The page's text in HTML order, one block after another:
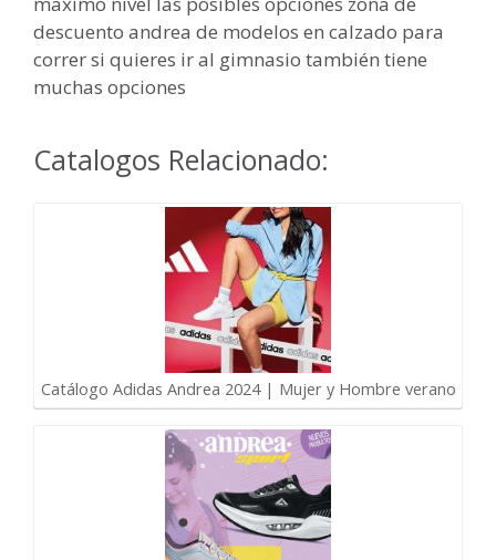
descuento andrea de modelos en calzado para
correr si quieres ir al gimnasio también tiene
muchas opciones
Catalogos Relacionado:
Catálogo Adidas Andrea 2024 | Mujer y Hombre verano